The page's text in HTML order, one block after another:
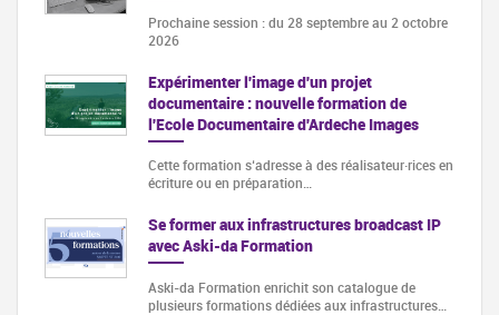
Prochaine session : du 28 septembre au 2 octobre
2026
Expérimenter l'image d'un projet
documentaire : nouvelle formation de
l'Ecole Documentaire d'Ardeche Images
Cette formation s‘adresse à des réalisateur·rices en
écriture ou en préparation…
Se former aux infrastructures broadcast IP
avec Aski-da Formation
Aski-da Formation enrichit son catalogue de
plusieurs formations dédiées aux infrastructures…